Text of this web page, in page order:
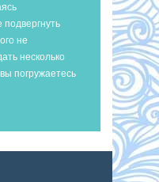
не
несколько
погружаетесь